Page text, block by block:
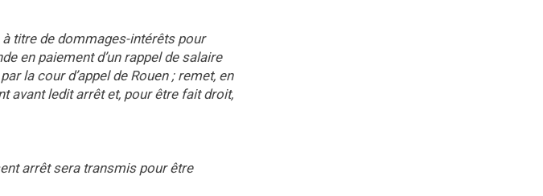
à titre de dommages-intérêts pour
en paiement d’un rappel de salaire
la cour d’appel de Rouen ; remet, en
avant ledit arrêt et, pour être fait droit,
arrêt sera transmis pour être